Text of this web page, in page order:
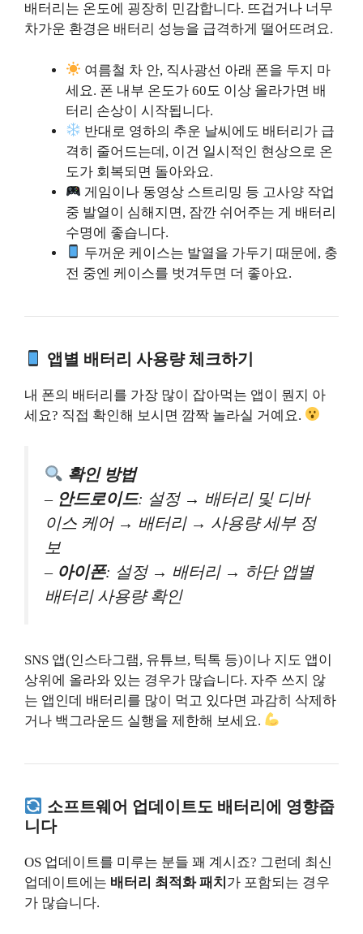
배터리는 온도에 굉장히 민감합니다. 뜨겁거나 너무
차가운 환경은 배터리 성능을 급격하게 떨어뜨려요.
여름철 차 안, 직사광선 아래 폰을 두지 마
세요. 폰 내부 온도가 60도 이상 올라가면 배
터리 손상이 시작됩니다.
반대로 영하의 추운 날씨에도 배터리가 급
격히 줄어드는데, 이건 일시적인 현상으로 온
도가 회복되면 돌아와요.
게임이나 동영상 스트리밍 등 고사양 작업
중 발열이 심해지면, 잠깐 쉬어주는 게 배터리
수명에 좋습니다.
두꺼운 케이스는 발열을 가두기 때문에, 충
전 중엔 케이스를 벗겨두면 더 좋아요.
앱별 배터리 사용량 체크하기
내 폰의 배터리를 가장 많이 잡아먹는 앱이 뭔지 아
세요? 직접 확인해 보시면 깜짝 놀라실 거예요.
확인 방법
– 안드로이드: 설정 → 배터리 및 디바
이스 케어 → 배터리 → 사용량 세부 정
보
– 아이폰: 설정 → 배터리 → 하단 앱별
배터리 사용량 확인
SNS 앱(인스타그램, 유튜브, 틱톡 등)이나 지도 앱이
상위에 올라와 있는 경우가 많습니다. 자주 쓰지 않
는 앱인데 배터리를 많이 먹고 있다면 과감히 삭제하
거나 백그라운드 실행을 제한해 보세요.
소프트웨어 업데이트도 배터리에 영향줍
니다
OS 업데이트를 미루는 분들 꽤 계시죠? 그런데 최신
업데이트에는 배터리 최적화 패치 가 포함되는 경우
가 많습니다.